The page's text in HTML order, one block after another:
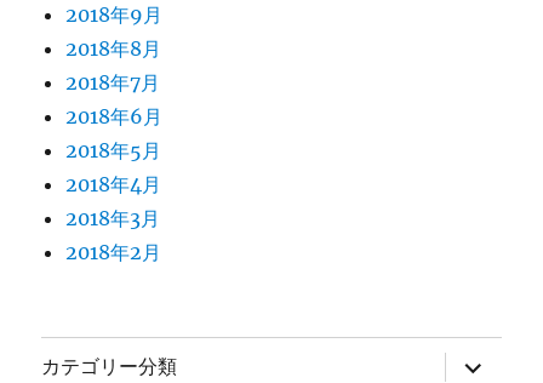
2018年9月
2018年8月
2018年7月
2018年6月
2018年5月
2018年4月
2018年3月
2018年2月
カテゴリー分類
サ